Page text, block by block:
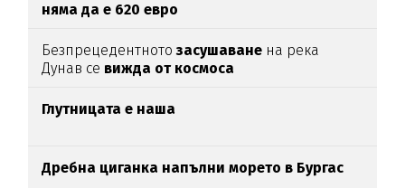
няма да е 620 евро
Безпрецедентнотозасушаване на река
Дунав се вижда от космоса
Глутницата е наша
Дребна циганка напълни морето в Бургас